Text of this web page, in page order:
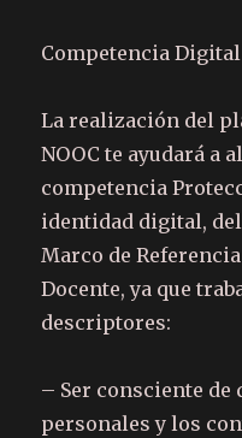
Competencia
La realización del
NOOC te ayudará a
competencia
identidad digital,
Marco de
Docente, ya que
descriptores:
– Ser consciente de
personales y los